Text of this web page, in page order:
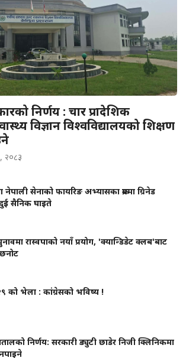
निर्णय : चार प्रादेशिक
विज्ञान विश्वविद्यालयको शिक्षण
२०८३
नेपाली सेनाको फायरिङ अभ्यासका क्रममा ग्रिनेड
सैनिक घाइते
रास्वपाको नयाँ प्रयोग, 'क्यान्डिडेट क्लब'बाट
को भेला : कांग्रेसको भविष्य !
निर्णय: सरकारी ड्युटी छाडेर निजी क्लिनिकमा